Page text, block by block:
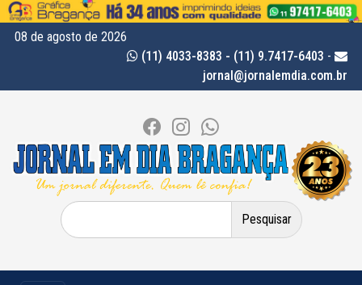
08 de agosto de 2026
(11) 4033-8383 - (11) 9.7417-6403 -
jornal@jornalemdia.com.br
Pesquisar
por: